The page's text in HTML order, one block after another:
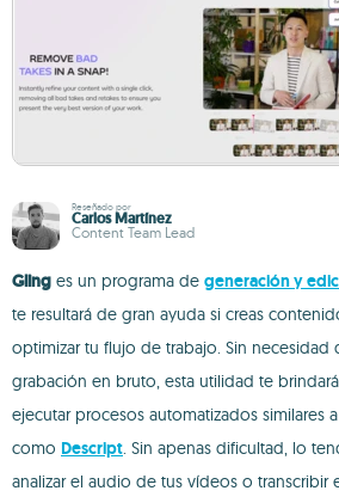
Reseñado por
Carlos Martínez
Content Team Lead
Gling es un programa de generación y
te resultará de gran ayuda si creas
optimizar tu flujo de trabajo. Sin necesidad
grabación en bruto, esta utilidad te
ejecutar procesos automatizados similares
como Descript. Sin apenas dificultad, lo
analizar el audio de tus vídeos o transcribir